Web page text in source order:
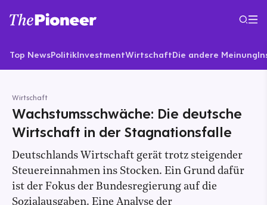
Top NewsPolitikInvestmentWirtschaftDie andere Meinung
Wirtschaft
Wachstumsschwäche: Die deutsche
Wirtschaft in der Stagnationsfalle
Deutschlands Wirtschaft gerät trotz steigender
Steuereinnahmen ins Stocken. Ein Grund dafür
ist der Fokus der Bundesregierung auf die
Sozialausgaben. Eine Analyse der